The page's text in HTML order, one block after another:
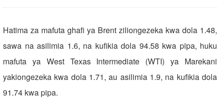
Hatima za mafuta ghafi ya Brent ziliongezeka kwa dola 1.48,
sawa na asilimia 1.6, na kufikia dola 94.58 kwa pipa, huku
mafuta ya West Texas Intermediate (WTI) ya Marekani
yakiongezeka kwa dola 1.71, au asilimia 1.9, na kufikia dola
91.74 kwa pipa.